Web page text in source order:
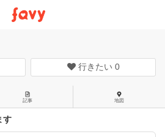
行きたい 0
記事 地図
す